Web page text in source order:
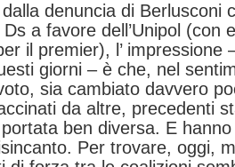
denuncia di Berlusconi
Ds a favore dell’Unipol (con
il premier), l’ impressione
giorni – è che, nel
sia cambiato davvero
da altre, precedenti
ben diversa. E
Per trovare, oggi,